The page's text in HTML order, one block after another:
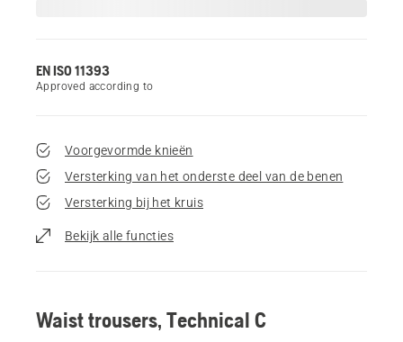
EN ISO 11393
Approved according to
Voorgevormde knieën
Versterking van het onderste deel van de benen
Versterking bij het kruis
Bekijk alle functies
Waist trousers, Technical C